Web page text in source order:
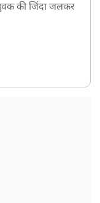
की जिंदा जलकर